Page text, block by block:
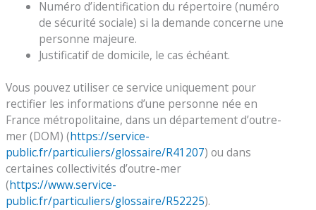
Numéro d’identification du répertoire (numéro
de sécurité sociale) si la demande concerne une
personne majeure.
Justificatif de domicile, le cas échéant.
Vous pouvez utiliser ce service uniquement pour
rectifier les informations d’une personne née en
France métropolitaine, dans un département d’outre-
mer (DOM) (https://service-
public.fr/particuliers/glossaire/R41207) ou dans
certaines collectivités d’outre-mer
(https://www.service-
public.fr/particuliers/glossaire/R52225).